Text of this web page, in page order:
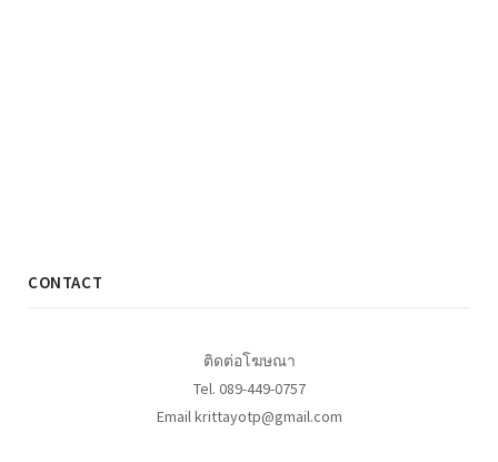
CONTACT
ติดต่อโฆษณา
Tel. 089-449-0757
Email krittayotp@gmail.com